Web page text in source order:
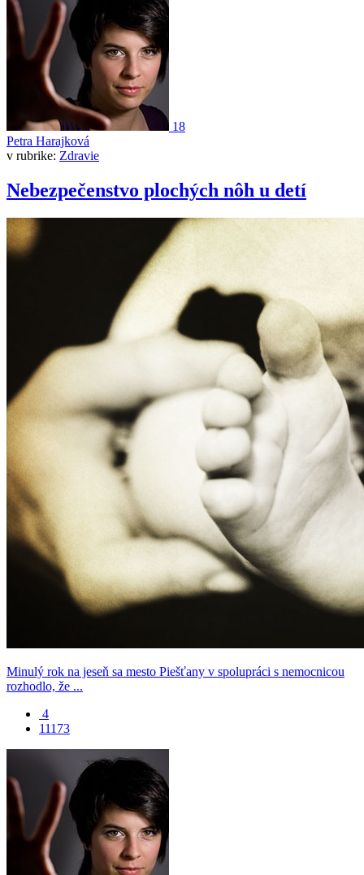
18
Petra Harajková
v rubrike: Zdravie
Nebezpečenstvo plochých nôh u detí
Minulý rok na jeseň sa mesto Piešťany v spolupráci s nemocnicou
rozhodlo, že ...
4
11173